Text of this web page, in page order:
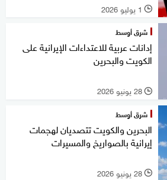
l 1 يوليو 2026
شرق أوسط
إدانات عربية للاعتداءات الإيرانية على
الكويت والبحرين
l 28 يونيو 2026
شرق أوسط
البحرين والكويت تتصديان لهجمات
إيرانية بالصواريخ والمسيرات
l 28 يونيو 2026